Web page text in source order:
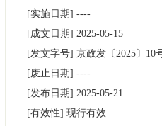
政务公开
市领导
[实施日期] ----
[成文日期] 2025-05-15
[发文字号] 京政发〔2025〕 10
[废止日期] ----
[发布日期] 2025-05-21
[有效性] 现行有效